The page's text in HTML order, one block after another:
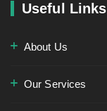
Useful Links
About Us
Our Services